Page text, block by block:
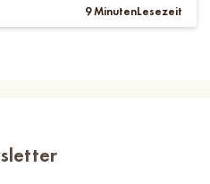
9 MinutenLesezeit